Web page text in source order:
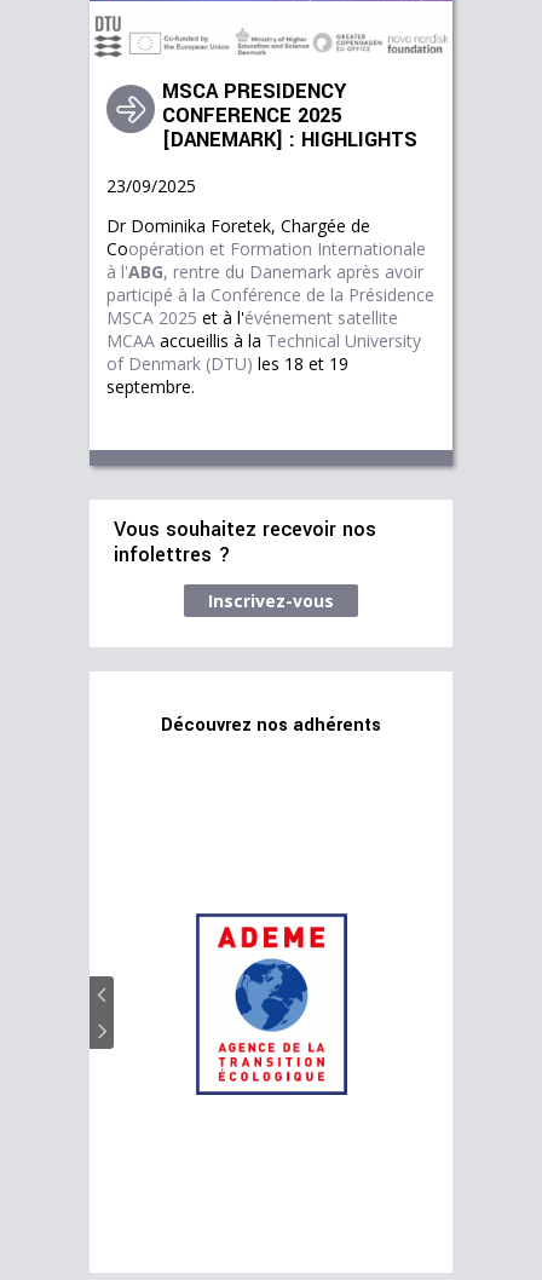
MSCA PRESIDENCY
CONFERENCE 2025
[DANEMARK] : HIGHLIGHTS
23/09/2025
Dr Dominika Foretek, Chargée de
Coopération et Formation Internationale
à l'ABG, rentre du Danemark après avoir
participé à la Conférence de la Présidence
MSCA 2025 et à l'événement satellite
MCAA accueillis à la Technical University
of Denmark (DTU) les 18 et 19
septembre.
Vous souhaitez recevoir nos
infolettres ?
Inscrivez-vous
Découvrez nos adhérents